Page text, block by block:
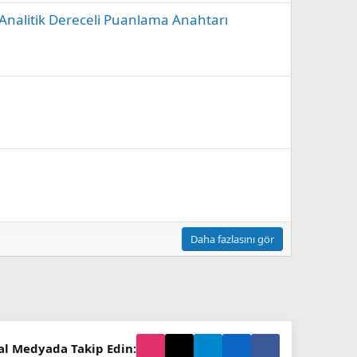
Dereceli Puanlama Anahtarı
Daha fazlasını gör
Medyada Takip Edin: